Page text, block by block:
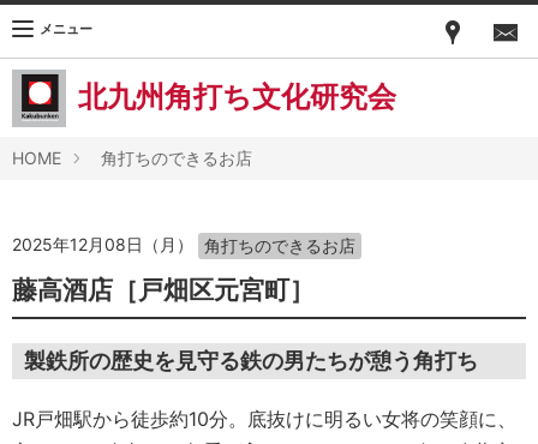
北九州角打ち文化研究会
メニュー
HOME 角打ちのできるお店
2025年12月08日（月） 角打ちのできるお店
藤高酒店［戸畑区元宮町］
製鉄所の歴史を見守る鉄の男たちが憩う角打ち
JR戸畑駅から徒歩約10分。底抜けに明るい女将の笑顔に、